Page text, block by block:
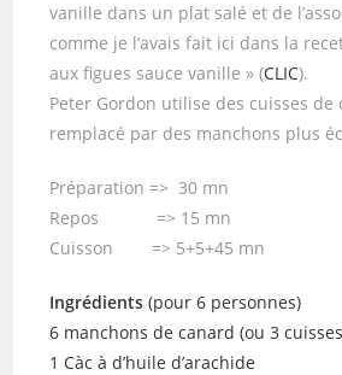
vanille dans un plat salé et de
comme je l’avais fait ici dans la
aux figues sauce vanille » (CLIC).
Peter Gordon utilise des cuisses de
remplacé par des manchons plus
Préparation => 30 mn
Repos => 15 mn
Cuisson => 5+5+45 mn
Ingrédients (pour 6 personnes)
6 manchons de canard (ou 3
1 Càc à d’huile d’arachide